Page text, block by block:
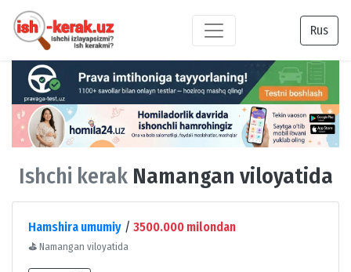
Rus
Ishchi kerak Namangan viloyatida
Hamshira umumiy / 3500.000 milondan
⛳ Namangan viloyatida